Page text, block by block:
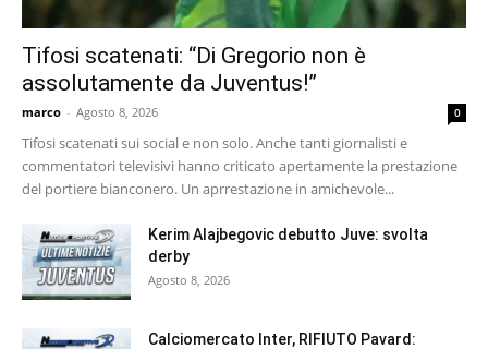
Tifosi scatenati: “Di Gregorio non è
assolutamente da Juventus!”
marco - Agosto 8, 2026 0
Tifosi scatenati sui social e non solo. Anche tanti giornalisti e
commentatori televisivi hanno criticato apertamente la prestazione
del portiere bianconero. Un aprrestazione in amichevole...
Kerim Alajbegovic debutto Juve: svolta
derby
Agosto 8, 2026
Calciomercato Inter, RIFIUTO Pavard: